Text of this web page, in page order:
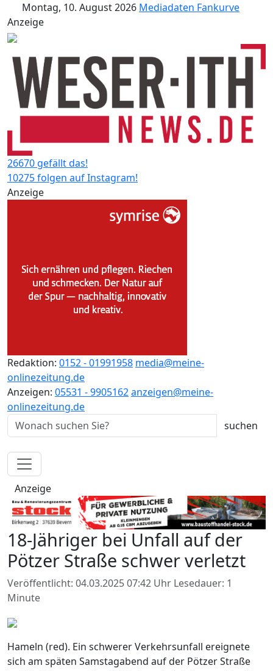
Montag, 10. August 2026 Mediadaten Fankurve
Anzeige
26670 gefällt das!
10275 folgen auf Instagram!
Anzeige
Redaktion: 0152 - 01991958 media@meine-
onlinezeitung.de
Anzeigen: 05531 - 9905162anzeigen@meine-
onlinezeitung.de
Anzeige
18-Jähriger bei Unfall auf der
Pötzer Straße schwer verletzt
Veröffentlicht: 04.03.2025 07:42 Uhr Lesedauer: 1
Minute
Hameln (red). Ein schwerer Verkehrsunfall ereignete
sich am späten Samstagabend auf der Pötzer Straße